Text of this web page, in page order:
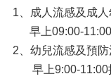
1、成人流感及成
早上09:00-
2、幼兒流感及預
早上9:00-11:00